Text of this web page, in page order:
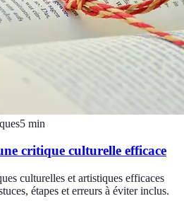
5 min
critique culturelle efficace
culturelles et artistiques efficaces
étapes et erreurs à éviter inclus.